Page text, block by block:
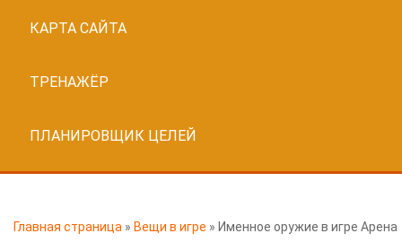
КАРТА САЙТА
ТРЕНАЖЁР
ПЛАНИРОВЩИК ЦЕЛЕЙ
Главная страница » Вещи в игре » Именное оружие в игре Арена